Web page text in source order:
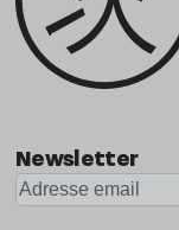
Newsletter